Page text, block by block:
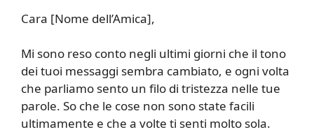
Cara [Nome dell’Amica],
Mi sono reso conto negli ultimi giorni che il tono
dei tuoi messaggi sembra cambiato, e ogni volta
che parliamo sento un filo di tristezza nelle tue
parole. So che le cose non sono state facili
ultimamente e che a volte ti senti molto sola.